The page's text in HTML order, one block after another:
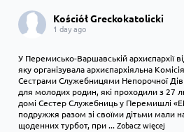
Kościół Greckokatolicki
1 day ago
У Перемисько-Варшавській архиєпархії
яку організувала архиєпархіяльна
Сестрами Служебницями Непорочної
для молодих родин, які проходили з 27
домі Сестер Служебниць у Перемишлі
подружжя разом зі своїми дітьми мали
щоденних турбот, при...Zobacz więcej